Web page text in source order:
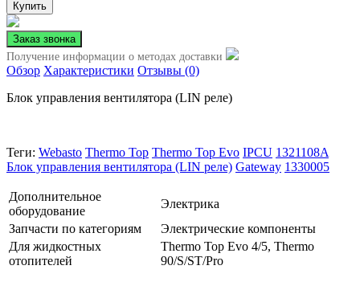
Получение информации о методах доставки
Обзор Характеристики Отзывы (0)
Блок управления вентилятора (LIN реле)
Теги: Webasto Thermo Top Thermo Top Evo IPCU 1321108A
Блок управления вентилятора (LIN реле) Gateway 1330005
Дополнительное
оборудование
Электрика
Запчасти по категориям
Электрические компоненты
Для жидкостных
отопителей
Thermo Top Evo 4/5, Thermo
90/S/ST/Pro